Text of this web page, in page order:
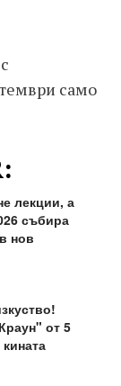
само
лекции, а
събира
нов
от 5